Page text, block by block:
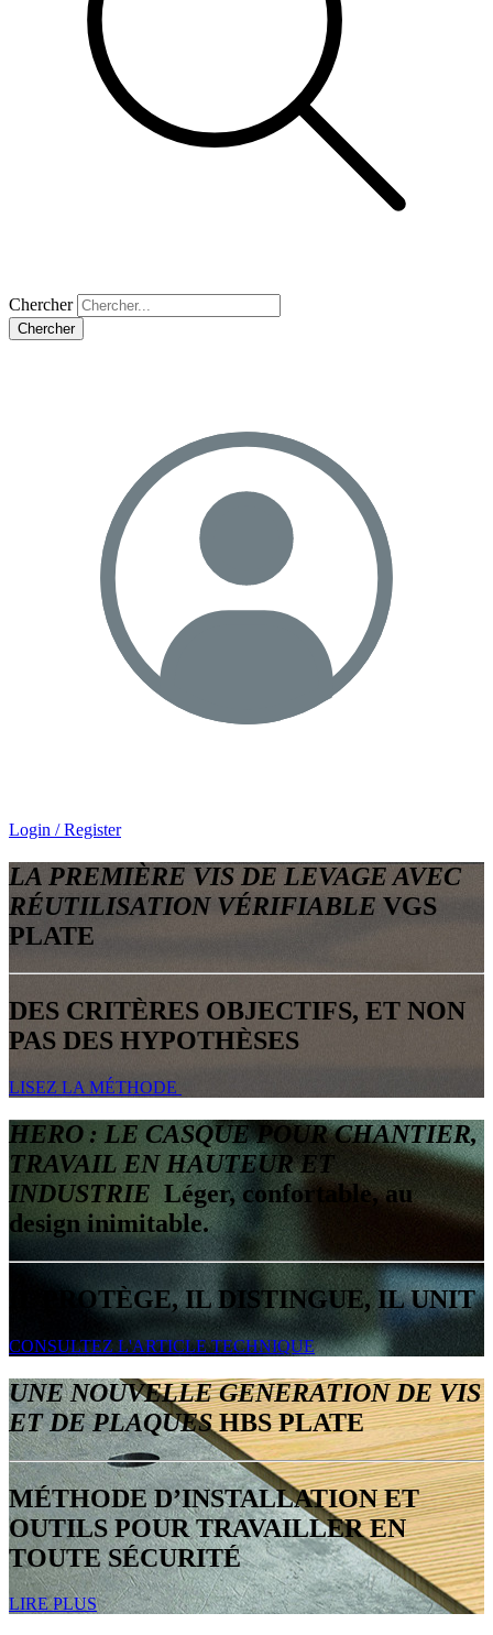
Chercher
Chercher
Login / Register
LA PREMIÈRE VIS DE LEVAGE AVEC
RÉUTILISATION VÉRIFIABLE VGS
PLATE
DES CRITÈRES OBJECTIFS, ET NON
PAS DES HYPOTHÈSES
LISEZ LA MÉTHODE
HERO : LE CASQUE POUR CHANTIER,
TRAVAIL EN HAUTEUR ET
INDUSTRIE Léger, confortable, au
design inimitable.
IL PROTÈGE, IL DISTINGUE, IL UNIT
CONSULTEZ L'ARTICLE TECHNIQUE
UNE NOUVELLE GENERATION DE VIS
ET DE PLAQUES HBS PLATE
MÉTHODE D’INSTALLATION ET
OUTILS POUR TRAVAILLER EN
TOUTE SÉCURITÉ
LIRE PLUS